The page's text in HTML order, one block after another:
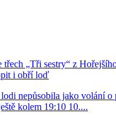
„Tři sestry“ z
i obří loď
nepůsobila jako volání o
kolem 19:10 10....